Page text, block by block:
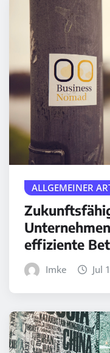
ALLGEMEINER
effiziente
Imke Jul